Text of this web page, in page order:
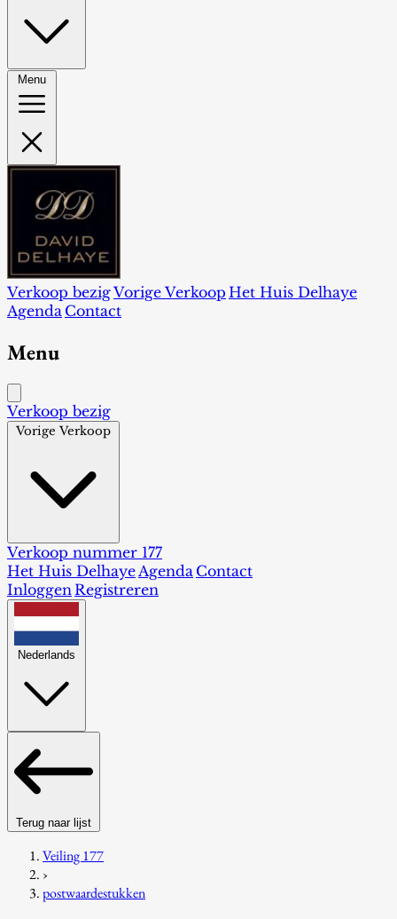
Menu
Verkoop bezigVorige Verkoop Het Huis Delhaye
Agenda Contact
Menu
Verkoop bezig
Vorige Verkoop
Verkoop nummer 177
Het Huis DelhayeAgenda Contact
InloggenRegistreren
Nederlands
Terug naar lijst
Veiling 177
›
postwaardestukken